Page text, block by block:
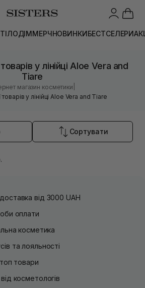
ТІЛОДІММЕРЧНОВИНКИБЕСТСЕЛЕРИ
у лінійці Aloe Vera and
Tiare
магазин косметики
товарів у лінійці Aloe Vera and Tiare
Сортувати
від 3000 UAH
оплати
косметика
та лояльності
товари
косметологів